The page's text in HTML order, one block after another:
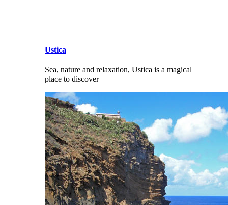
Ustica
Sea, nature and relaxation, Ustica is a magical
place to discover